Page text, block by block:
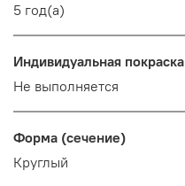
5 год(а)
Индивидуальная покраска
Не выполняется
Форма (сечение)
Круглый